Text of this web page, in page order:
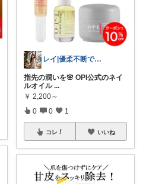
レイ|優柔不断で選べない🥲
指先の潤いを🌸 OPI公式のネイ
ルオイル...
￥ 2,200～
0 0 1
コレ いいね